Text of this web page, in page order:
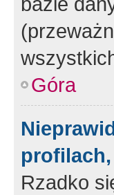
Góra
Rzadko